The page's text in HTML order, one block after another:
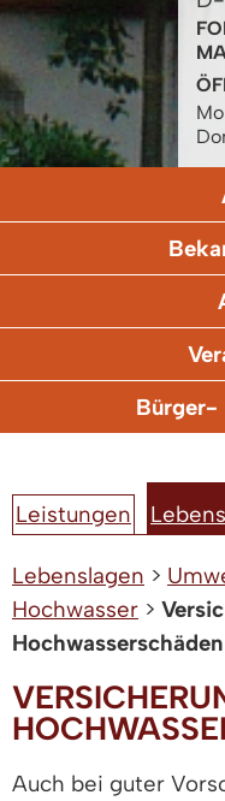
Bürger-
Leistungen
Lebenslagen >
Hochwasser >
Hochwasserschäden
Auch bei guter